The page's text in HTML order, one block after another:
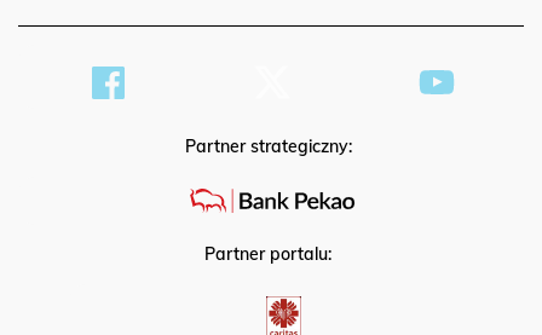
Partner strategiczny:
Partner portalu: